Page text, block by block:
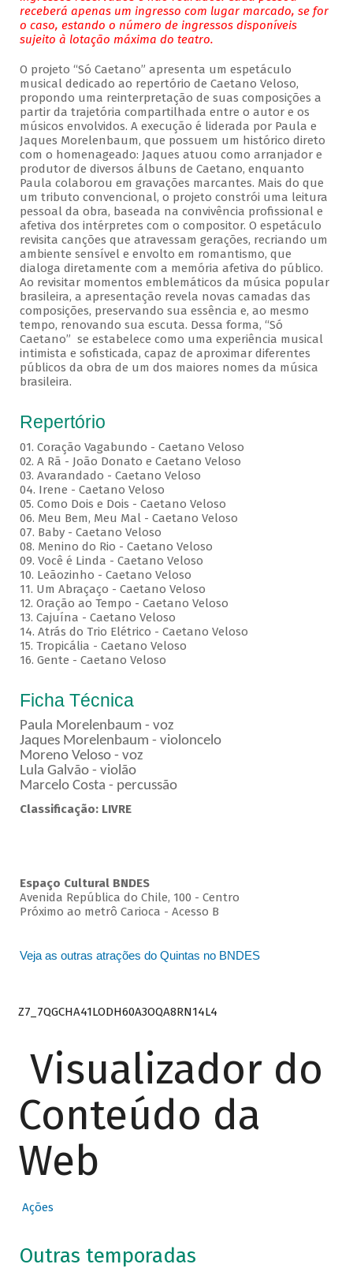
receberá apenas um ingresso com lugar marcado, se for
o caso, estando o número de ingressos disponíveis
sujeito à lotação máxima do teatro.
O projeto “Só Caetano” apresenta um espetáculo
musical dedicado ao repertório de Caetano Veloso,
propondo uma reinterpretação de suas composições a
partir da trajetória compartilhada entre o autor e os
músicos envolvidos. A execução é liderada por Paula e
Jaques Morelenbaum, que possuem um histórico direto
com o homenageado: Jaques atuou como arranjador e
produtor de diversos álbuns de Caetano, enquanto
Paula colaborou em gravações marcantes. Mais do que
um tributo convencional, o projeto constrói uma leitura
pessoal da obra, baseada na convivência profissional e
afetiva dos intérpretes com o compositor. O espetáculo
revisita canções que atravessam gerações, recriando um
ambiente sensível e envolto em romantismo, que
dialoga diretamente com a memória afetiva do público.
Ao revisitar momentos emblemáticos da música popular
brasileira, a apresentação revela novas camadas das
composições, preservando sua essência e, ao mesmo
tempo, renovando sua escuta. Dessa forma, “Só
Caetano” se estabelece como uma experiência musical
intimista e sofisticada, capaz de aproximar diferentes
públicos da obra de um dos maiores nomes da música
brasileira.
Repertório
01. Coração Vagabundo - Caetano Veloso
02. A Rã - João Donato e Caetano Veloso
03. Avarandado - Caetano Veloso
04. Irene - Caetano Veloso
05. Como Dois e Dois - Caetano Veloso
06. Meu Bem, Meu Mal - Caetano Veloso
07. Baby - Caetano Veloso
08. Menino do Rio - Caetano Veloso
09. Você é Linda - Caetano Veloso
10. Leãozinho - Caetano Veloso
11. Um Abraçaço - Caetano Veloso
12. Oração ao Tempo - Caetano Veloso
13. Cajuína - Caetano Veloso
14. Atrás do Trio Elétrico - Caetano Veloso
15. Tropicália - Caetano Veloso
16. Gente - Caetano Veloso
Ficha Técnica
Paula Morelenbaum - voz
Jaques Morelenbaum - violoncelo
Moreno Veloso - voz
Lula Galvão - violão
Marcelo Costa - percussão
Classificação: LIVRE
Espaço Cultural BNDES
Avenida República do Chile, 100 - Centro
Próximo ao metrô Carioca - Acesso B
Veja as outras atrações do Quintas no BNDES
Z7_7QGCHA41LODH60A3OQA8RN14L4
Visualizador do
Conteúdo da
Web
Ações
Outras temporadas